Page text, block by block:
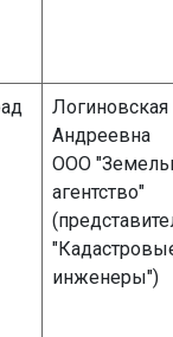
Логиновская
Андреевна
ООО
агентство"
инженеры")